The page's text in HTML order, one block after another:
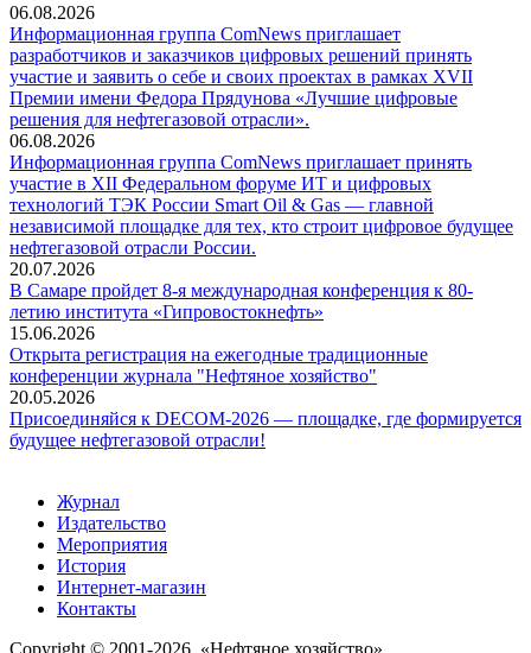
06.08.2026
Информационная группа ComNews приглашает
разработчиков и заказчиков цифровых решений принять
участие и заявить о себе и своих проектах в рамках XVII
Премии имени Федора Прядунова «Лучшие цифровые
решения для нефтегазовой отрасли».
06.08.2026
Информационная группа ComNews приглашает принять
участие в XII Федеральном форуме ИТ и цифровых
технологий ТЭК России Smart Oil & Gas — главной
независимой площадке для тех, кто строит цифровое будущее
нефтегазовой отрасли России.
20.07.2026
В Самаре пройдет 8-я международная конференция к 80-
летию института «Гипровостокнефть»
15.06.2026
Открыта регистрация на ежегодные традиционные
конференции журнала "Нефтяное хозяйство"
20.05.2026
Присоединяйся к DECOM-2026 — площадке, где формируется
будущее нефтегазовой отрасли!
Журнал
Издательство
Мероприятия
История
Интернет-магазин
Контакты
Copyright © 2001-2026, «Нефтяное хозяйство»